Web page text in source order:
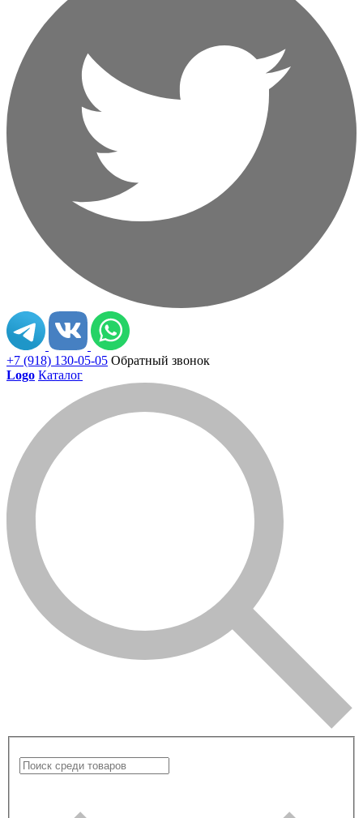
+7 (918) 130-05-05 Обратный звонок
Logo Каталог